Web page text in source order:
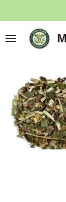
direct
naar